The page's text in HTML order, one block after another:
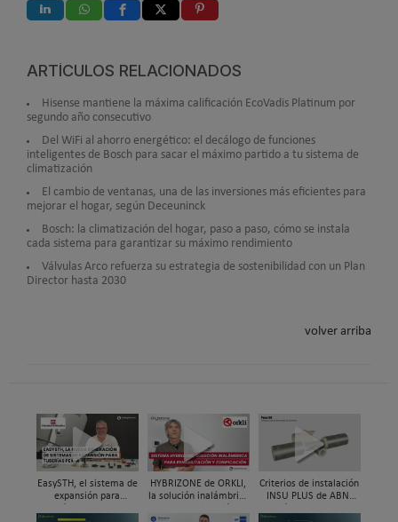
ARTÍCULOS RELACIONADOS
Hisense mantiene la máxima calificación EcoVadis Platinum por
segundo año consecutivo
Del WiFi al ahorro energético: el decálogo de funciones
inteligentes de Bosch para sacar el máximo partido a tu sistema de
climatización
El cambio de ventanas, una de las inversiones más eficientes para
mejorar el hogar, según Deceuninck
Bosch: la climatización del hogar, paso a paso, cómo se instala
cada sistema para garantizar su máximo rendimiento
Válvulas Arco refuerza su estrategia de sostenibilidad con un Plan
Director hasta 2030
volver arriba
EasySTH, el sistema de
expansión para
HYBRIZONE de ORKLI,
la solución inalámbrica
Criterios de instalación
INSU PLUS de ABN,